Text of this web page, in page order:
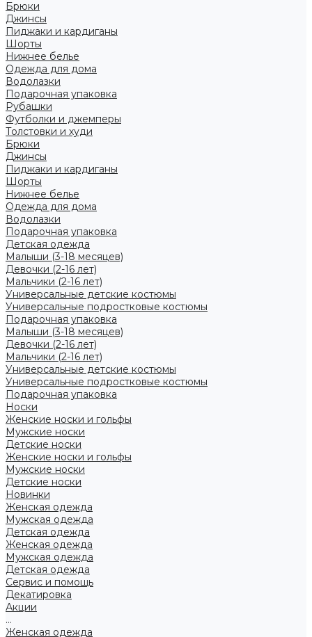
Брюки
Джинсы
Пиджаки и кардиганы
Шорты
Нижнее белье
Одежда для дома
Водолазки
Подарочная упаковка
Рубашки
Футболки и джемперы
Толстовки и худи
Брюки
Джинсы
Пиджаки и кардиганы
Шорты
Нижнее белье
Одежда для дома
Водолазки
Подарочная упаковка
Детская одежда
Малыши (3-18 месяцев)
Девочки (2-16 лет)
Мальчики (2-16 лет)
Универсальные детские костюмы
Универсальные подростковые костюмы
Подарочная упаковка
Малыши (3-18 месяцев)
Девочки (2-16 лет)
Мальчики (2-16 лет)
Универсальные детские костюмы
Универсальные подростковые костюмы
Подарочная упаковка
Носки
Женские носки и гольфы
Мужские носки
Детские носки
Женские носки и гольфы
Мужские носки
Детские носки
Новинки
Женская одежда
Мужская одежда
Детская одежда
Женская одежда
Мужская одежда
Детская одежда
Сервис и помощь
Декатировка
Акции
...
Женская одежда